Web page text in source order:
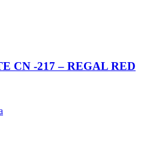
CN -217 – REGAL RED